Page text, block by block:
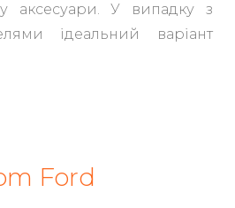
аксесуари. У випадку з
ідеальний варіант
Ford